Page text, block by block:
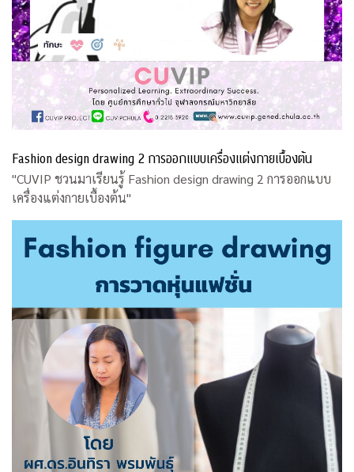
Fashion design drawing 2 การออกแบบเครื่องแต่งกายเบื้องต้น
"CUVIP ชวนมาเรียนรู้ Fashion design drawing 2 การออกแบบ
เครื่องแต่งกายเบื้องต้น"